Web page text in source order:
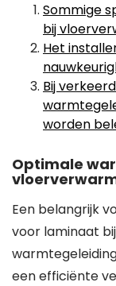
Sommige
bij
Het
Bij
worden
Optimale
Een belangrijk
voor laminaat
een efficiënte